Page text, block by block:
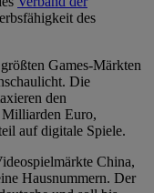
des
Games-Märkten
Die
den
Milliarden Euro,
auf digitale Spiele.
China,
Hausnummern. Der